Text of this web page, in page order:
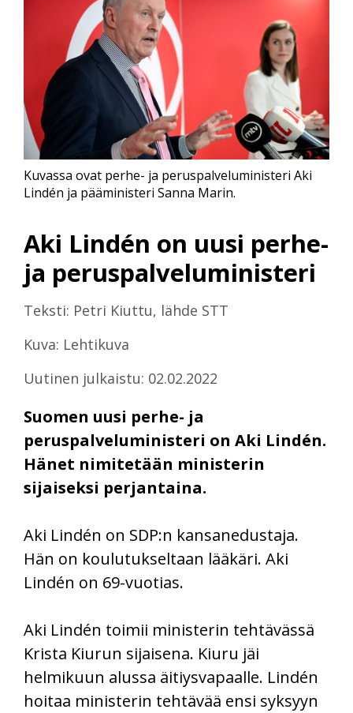
Aki Lindén on uusi perhe-
ja peruspalveluministeri
Teksti: Petri Kiuttu, lähde STT
Kuva: Lehtikuva
Uutinen julkaistu: 02.02.2022
Suomen uusi perhe- ja
peruspalveluministeri on Aki Lindén.
Hänet nimitetään ministerin
sijaiseksi perjantaina.
Kuvassa ovat perhe- ja peruspalveluministeri Aki
Lindén ja pääministeri Sanna Marin.
Aki Lindén on SDP:n kansanedustaja.
Hän on koulutukseltaan lääkäri. Aki
Lindén on 69-vuotias.
Aki Lindén toimii ministerin tehtävässä
Krista Kiurun sijaisena. Kiuru jäi
helmikuun alussa äitiysvapaalle. Lindén
hoitaa ministerin tehtävää ensi syksyyn